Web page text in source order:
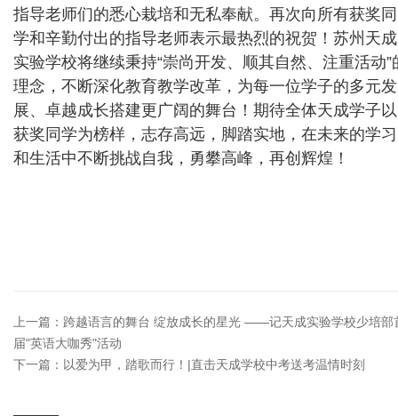
指导老师们的悉心栽培和无私奉献。再次向所有获奖同
学和辛勤付出的指导老师表示最热烈的祝贺！苏州天成
实验学校将继续秉持“崇尚开发、顺其自然、注重活动”
理念，不断深化教育教学改革，为每一位学子的多元发
展、卓越成长搭建更广阔的舞台！期待全体天成学子以
获奖同学为榜样，志存高远，脚踏实地，在未来的学习
和生活中不断挑战自我，勇攀高峰，再创辉煌！
上一篇：跨越语言的舞台 绽放成长的星光 ——记天成实验学校少培部
届"英语大咖秀"活动
下一篇：以爱为甲，踏歌而行！|直击天成学校中考送考温情时刻